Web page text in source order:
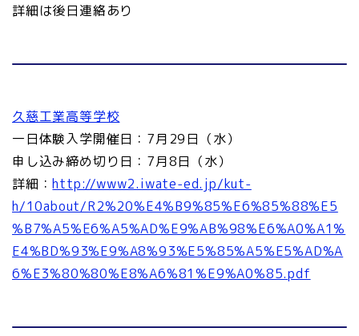
詳細は後日連絡あり
久慈工業高等学校
一日体験入学開催日：7月29日（水）
申し込み締め切り日：7月8日（水）
詳細：http://www2.iwate-ed.jp/kut-
h/10about/R2%20%E4%B9%85%E6%85%88%E5
%B7%A5%E6%A5%AD%E9%AB%98%E6%A0%A1%
E4%BD%93%E9%A8%93%E5%85%A5%E5%AD%A
6%E3%80%80%E8%A6%81%E9%A0%85.pdf